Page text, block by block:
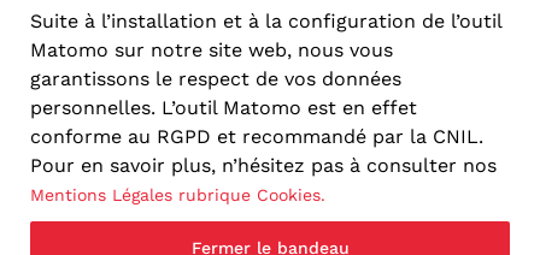
Suite à l’installation et à la configuration de l’outil
Matomo sur notre site web, nous vous
garantissons le respect de vos données
personnelles. L’outil Matomo est en effet
conforme au RGPD et recommandé par la CNIL.
Pour en savoir plus, n’hésitez pas à consulter nos
Mentions Légales rubrique Cookies.
Fermer le bandeau
cookies
contact@secure-
systems.net
04 84 47
05 00
documentation
Réalisation PYMAC, l’agence qui vous parle